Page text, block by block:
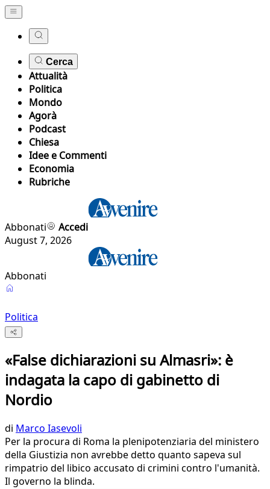
Cerca
Attualità
Politica
Mondo
Agorà
Podcast
Chiesa
Idee e Commenti
Economia
Rubriche
Abbonati
Accedi
August 7, 2026
Abbonati
Politica
«False dichiarazioni su Almasri»: è
indagata la capo di gabinetto di
Nordio
di Marco Iasevoli
Per la procura di Roma la plenipotenziaria del ministero
della Giustizia non avrebbe detto quanto sapeva sul
rimpatrio del libico accusato di crimini contro l'umanità.
Il governo la blinda.